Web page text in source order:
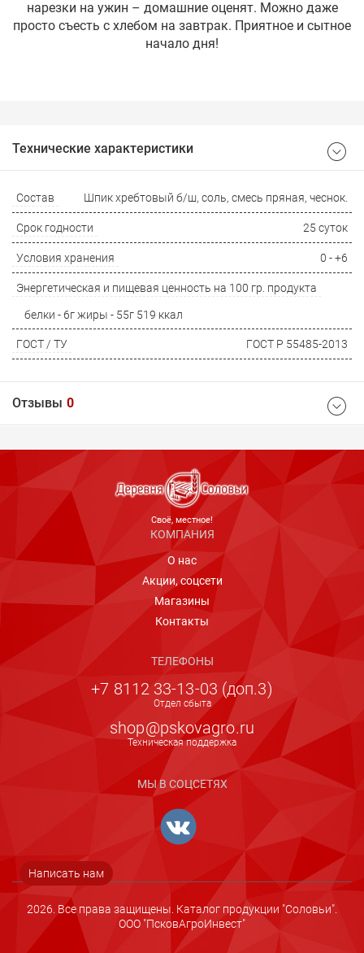
нарезки на ужин – домашние оценят. Можно даже
просто съесть с хлебом на завтрак. Приятное и сытное
начало дня!
Технические характеристики
Состав Шпик хребтовый б/ш, соль, смесь пряная, чеснок.
Срок годности 25 суток
Условия хранения 0 - +6
Энергетическая и пищевая ценность на 100 гр. продукта
белки - 6г жиры - 55г 519 ккал
ГОСТ / ТУ ГОСТ Р 55485-2013
Отзывы 0
Ваш отзыв
отлично
Ваше имя
Защитный код
Cвоё, местное!
КОМПАНИЯ
О нас
Акции, соцсети
Магазины
Контакты
ТЕЛЕФОНЫ
+7 8112 33-13-03 (доп.3)
Отдел сбыта
shop@pskovagro.ru
Техническая поддержка
МЫ В СОЦСЕТЯХ
Написать нам
2026. Все права защищены. Каталог продукции "Соловьи".
ООО "ПсковАгроИнвест"